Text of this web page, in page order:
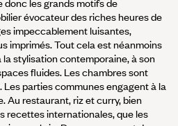
évocateur des riches heures de
impeccablement luisantes,
imprimés. Tout cela est néanmoins
stylisation contemporaine, à son
fluides. Les chambres sont
parties communes engagent à la
Au restaurant, riz et curry, bien
recettes internationales, que les